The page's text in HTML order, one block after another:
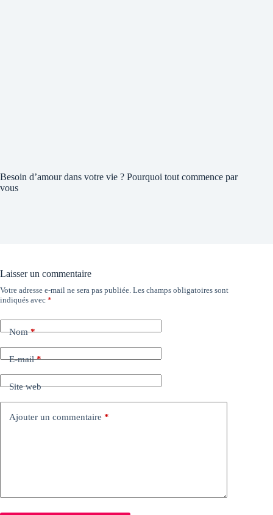
Besoin d’amour dans votre vie ? Pourquoi tout commence par
vous
Laisser un commentaire
Votre adresse e-mail ne sera pas publiée. Les champs obligatoires sont
indiqués avec *
Nom*
E-mail*
Site web
Ajouter un commentaire *